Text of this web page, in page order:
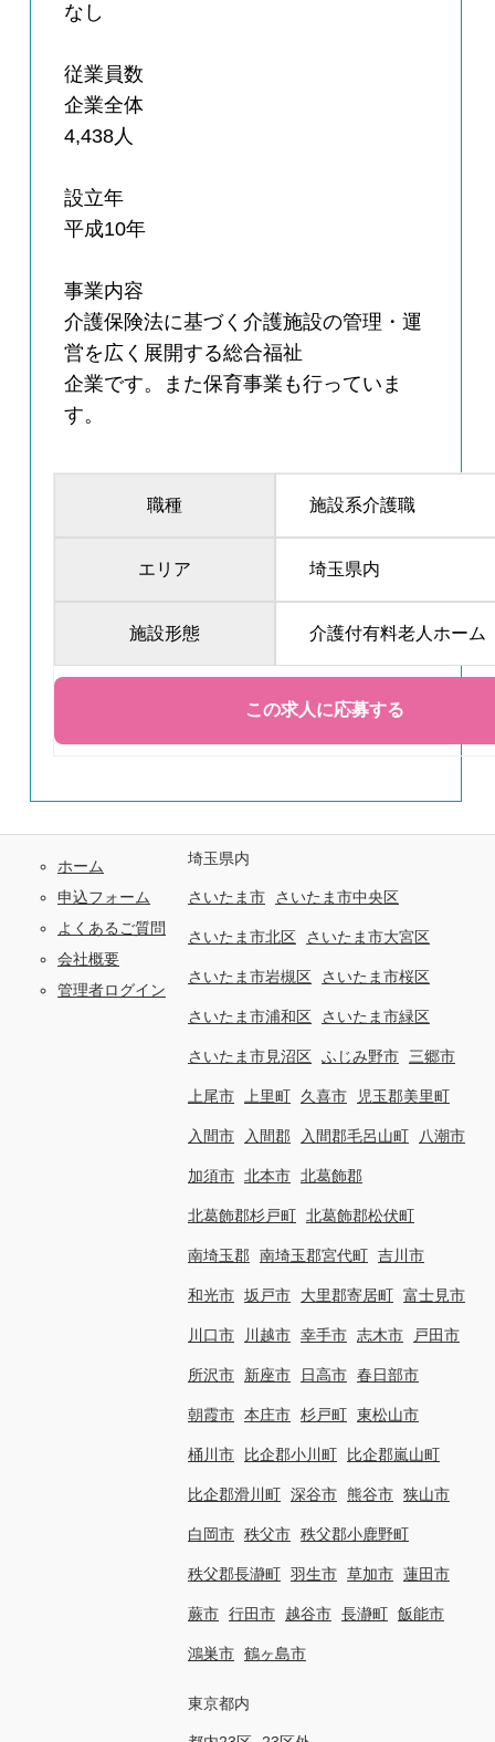
なし
従業員数
企業全体
4,438人
設立年
平成10年
事業内容
介護保険法に基づく介護施設の管理・運
営を広く展開する総合福祉
企業です。また保育事業も行っていま
す。
職種 施設系介護職
エリア 埼玉県内
施設形態 介護付有料老人ホーム
ホーム
申込フォーム
よくあるご質問
会社概要
管理者ログイン
埼玉県内
さいたま市 さいたま市中央区
さいたま市北区 さいたま市大宮区
さいたま市岩槻区 さいたま市桜区
さいたま市浦和区 さいたま市緑区
さいたま市見沼区 ふじみ野市 三郷市
上尾市 上里町 久喜市 児玉郡美里町
入間市 入間郡 入間郡毛呂山町 八潮市
加須市 北本市 北葛飾郡
北葛飾郡杉戸町 北葛飾郡松伏町
南埼玉郡 南埼玉郡宮代町 吉川市
和光市 坂戸市 大里郡寄居町 富士見市
川口市 川越市 幸手市 志木市 戸田市
所沢市 新座市 日高市 春日部市
朝霞市 本庄市 杉戸町 東松山市
桶川市 比企郡小川町 比企郡嵐山町
比企郡滑川町 深谷市 熊谷市 狭山市
白岡市 秩父市 秩父郡小鹿野町
秩父郡長瀞町 羽生市 草加市 蓮田市
蕨市 行田市 越谷市 長瀞町 飯能市
鴻巣市 鶴ヶ島市
東京都内